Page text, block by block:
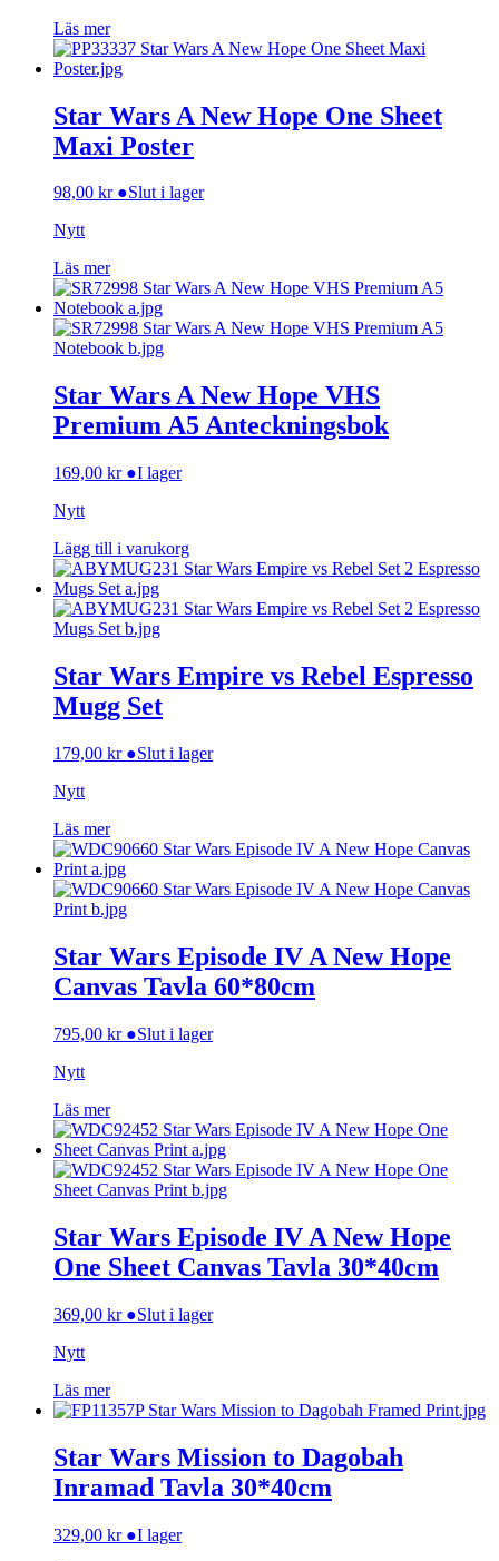
Läs mer
Star Wars A New Hope One Sheet
Maxi Poster
98,00 kr ●Slut i lager
Nytt
Läs mer
Star Wars A New Hope VHS
Premium A5 Anteckningsbok
169,00 kr ●I lager
Nytt
Lägg till i varukorg
Star Wars Empire vs Rebel Espresso
Mugg Set
179,00 kr ●Slut i lager
Nytt
Läs mer
Star Wars Episode IV A New Hope
Canvas Tavla 60*80cm
795,00 kr ●Slut i lager
Nytt
Läs mer
Star Wars Episode IV A New Hope
One Sheet Canvas Tavla 30*40cm
369,00 kr ●Slut i lager
Nytt
Läs mer
Star Wars Mission to Dagobah
Inramad Tavla 30*40cm
329,00 kr ●I lager